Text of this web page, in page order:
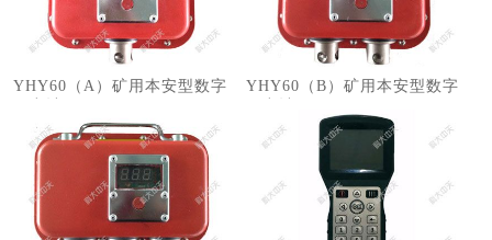
YHY60（A）矿用本安型数字
YHY60（B）矿用本安型数字